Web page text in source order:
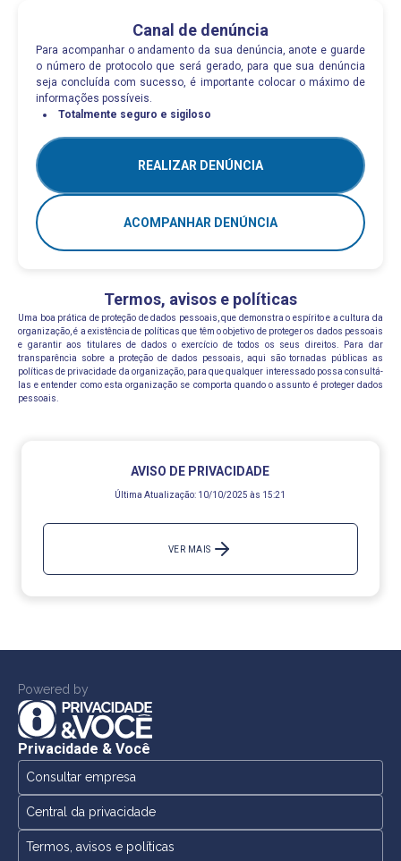
Canal de denúncia
Para acompanhar o andamento da sua denúncia, anote e guarde
o número de protocolo que será gerado, para que sua denúncia
seja concluída com sucesso, é importante colocar o máximo de
informações possíveis.
Totalmente seguro e sigiloso
REALIZAR DENÚNCIA
ACOMPANHAR DENÚNCIA
Termos, avisos e políticas
Uma boa prática de proteção de dados pessoais, que demonstra o espírito e a cultura da
organização, é a existência de políticas que têm o objetivo de proteger os dados pessoais
e garantir aos titulares de dados o exercício de todos os seus direitos. Para dar
transparência sobre a proteção de dados pessoais, aqui são tornadas públicas as
políticas de privacidade da organização, para que qualquer interessado possa consultá-
las e entender como esta organização se comporta quando o assunto é proteger dados
pessoais.
AVISO DE PRIVACIDADE
Última Atualização: 10/10/2025 às 15:21
VER MAIS
Powered by
Privacidade & Você
Consultar empresa
Central da privacidade
Termos, avisos e políticas